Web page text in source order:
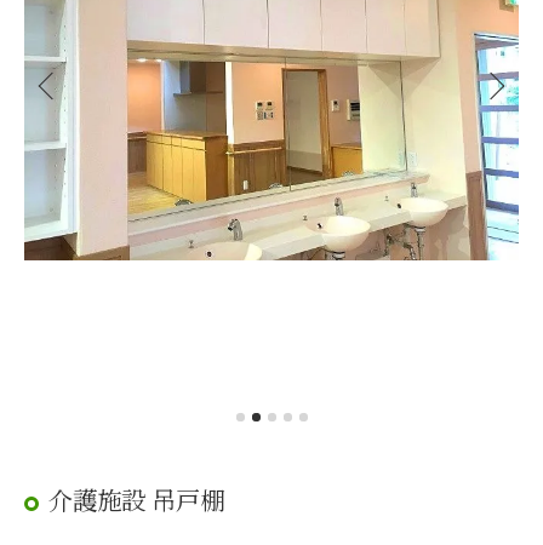
介護施設 吊戸棚